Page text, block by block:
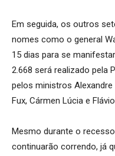
Em seguida, os outros
nomes como o general
15 dias para se
2.668 será realizado pela
pelos ministros
Fux, Cármen Lúcia e
Mesmo durante o
continuarão correndo, já